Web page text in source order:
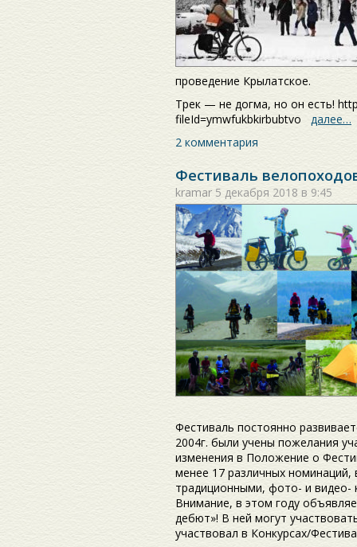
проведение Крылатское.
Трек — не догма, но он есть!
fileId=ymwfukbkirbubtvo далее…
2 комментария
Фестиваль
kramar 5 декабря 2018 в 9:45
Фестиваль постоянно
2004г. были учены пожелания
изменения в Положение о
менее 17 различных
традиционными, фото- и видео-
Внимание, в этом году
дебют»! В ней могут
участвовал в Конкурсах/